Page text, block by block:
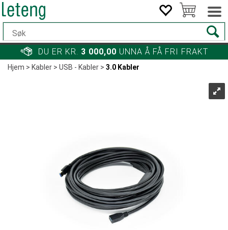
DU ER KR. 3 000,00 UNNA Å FÅ FRI FRAKT
Hjem>Kabler>USB - Kabler>3.0 Kabler